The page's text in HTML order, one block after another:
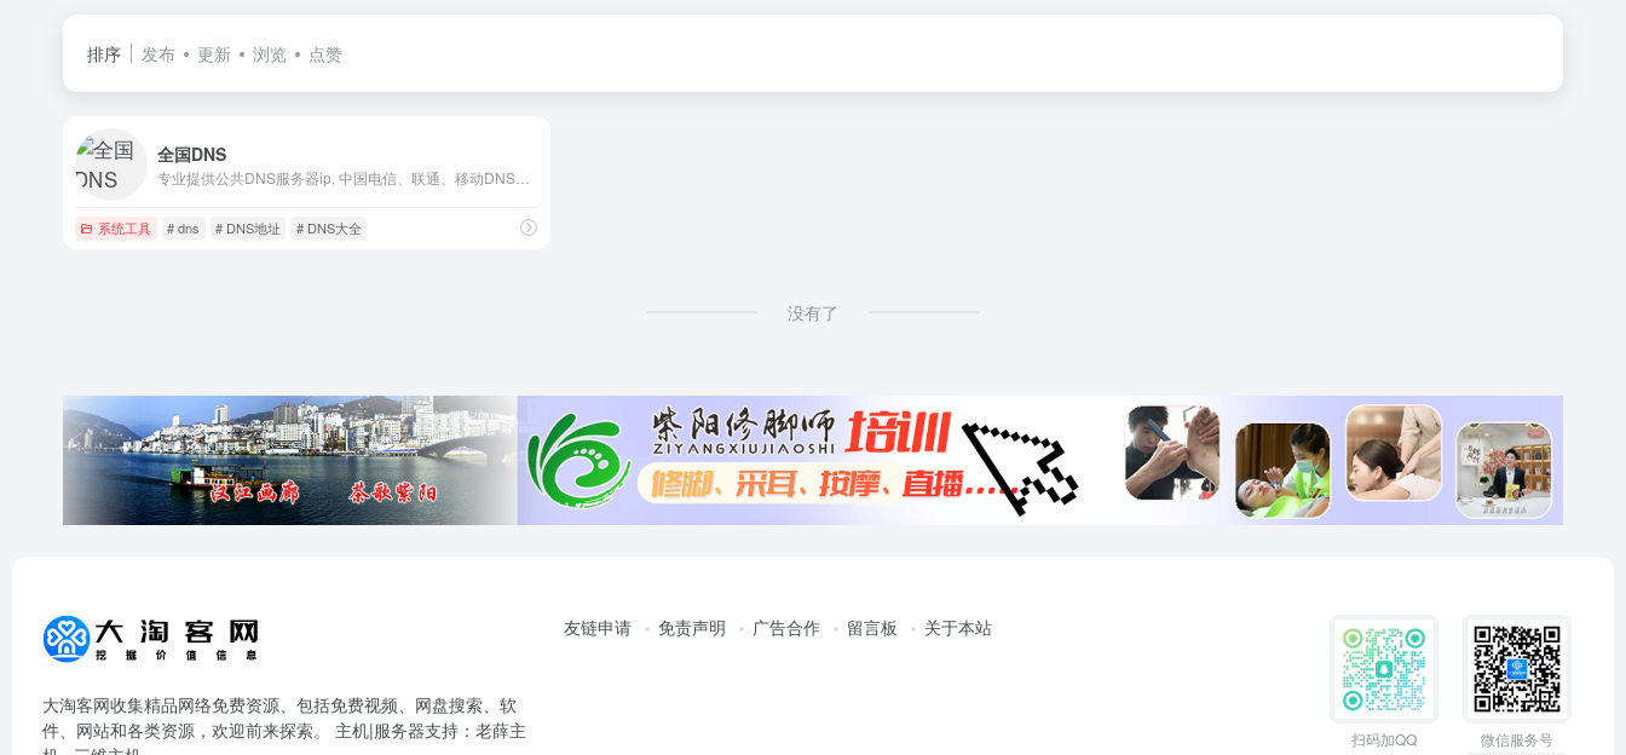
排序 发布 更新 浏览 点赞
全国DNS
系统工具 # dns # DNS地址 # DNS大全
没有了
大淘客网收集精品网络免费资源、包括免费视频、网盘搜索、软
件、网站和各类资源，欢迎前来探索。 主机|服务器支持： 老薛主
友链申请 免责声明 广告合作 留言板 关于本站
扫码加QQ 微信服务号